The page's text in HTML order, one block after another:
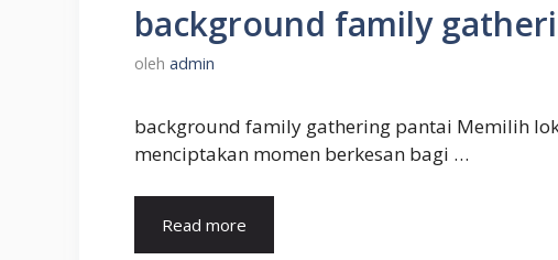
background family
oleh admin
background family gathering pantai Memilih
menciptakan momen berkesan bagi …
Read more